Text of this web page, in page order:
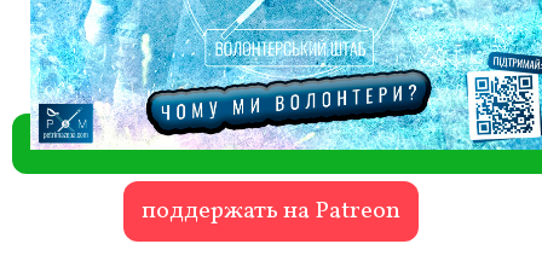
поддержать на Patreon